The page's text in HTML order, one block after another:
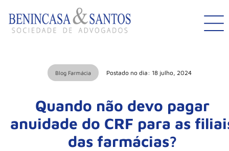
Blog Farmácia Postado no dia: 18 julho, 2024
Quando não devo pagar
anuidade do CRF para as
das farmácias?